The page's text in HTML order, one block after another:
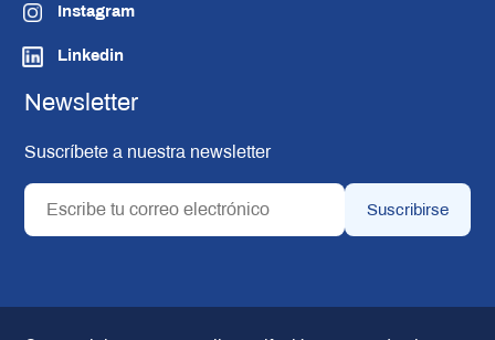
Instagram
Linkedin
Newsletter
Suscríbete a nuestra newsletter